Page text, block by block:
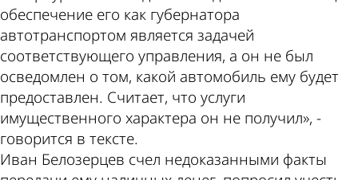
обеспечение его как губернатора
автотранспортом является задачей
соответствующего управления, а он не был
осведомлен о том, какой автомобиль ему будет
предоставлен. Считает, что услуги
имущественного характера он не получил», -
говорится в тексте.
Иван Белозерцев счел недоказанными факты